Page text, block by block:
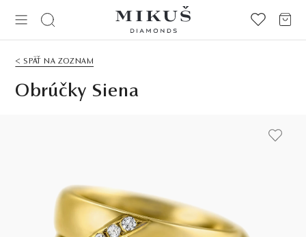
< SPÄŤ NA ZOZNAM
Obrúčky Siena